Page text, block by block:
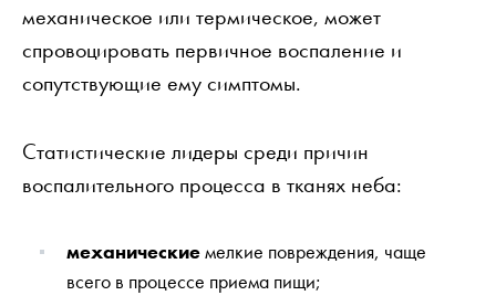
механическое или термическое, может
спровоцировать первичное воспаление и
сопутствующие ему симптомы.
Статистические лидеры среди причин
воспалительного процесса в тканях неба:
механическиемелкие повреждения, чаще
всего в процессе приема пищи;